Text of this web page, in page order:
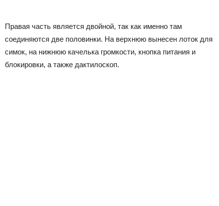
Правая часть является двойной, так как именно там
соединяются две половинки. На верхнюю вынесен лоток для
симок, на нижнюю качелька громкости, кнопка питания и
блокировки, а также дактилоскоп.